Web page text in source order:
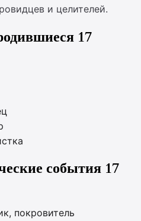
и целителей.
17
события 17
покровитель